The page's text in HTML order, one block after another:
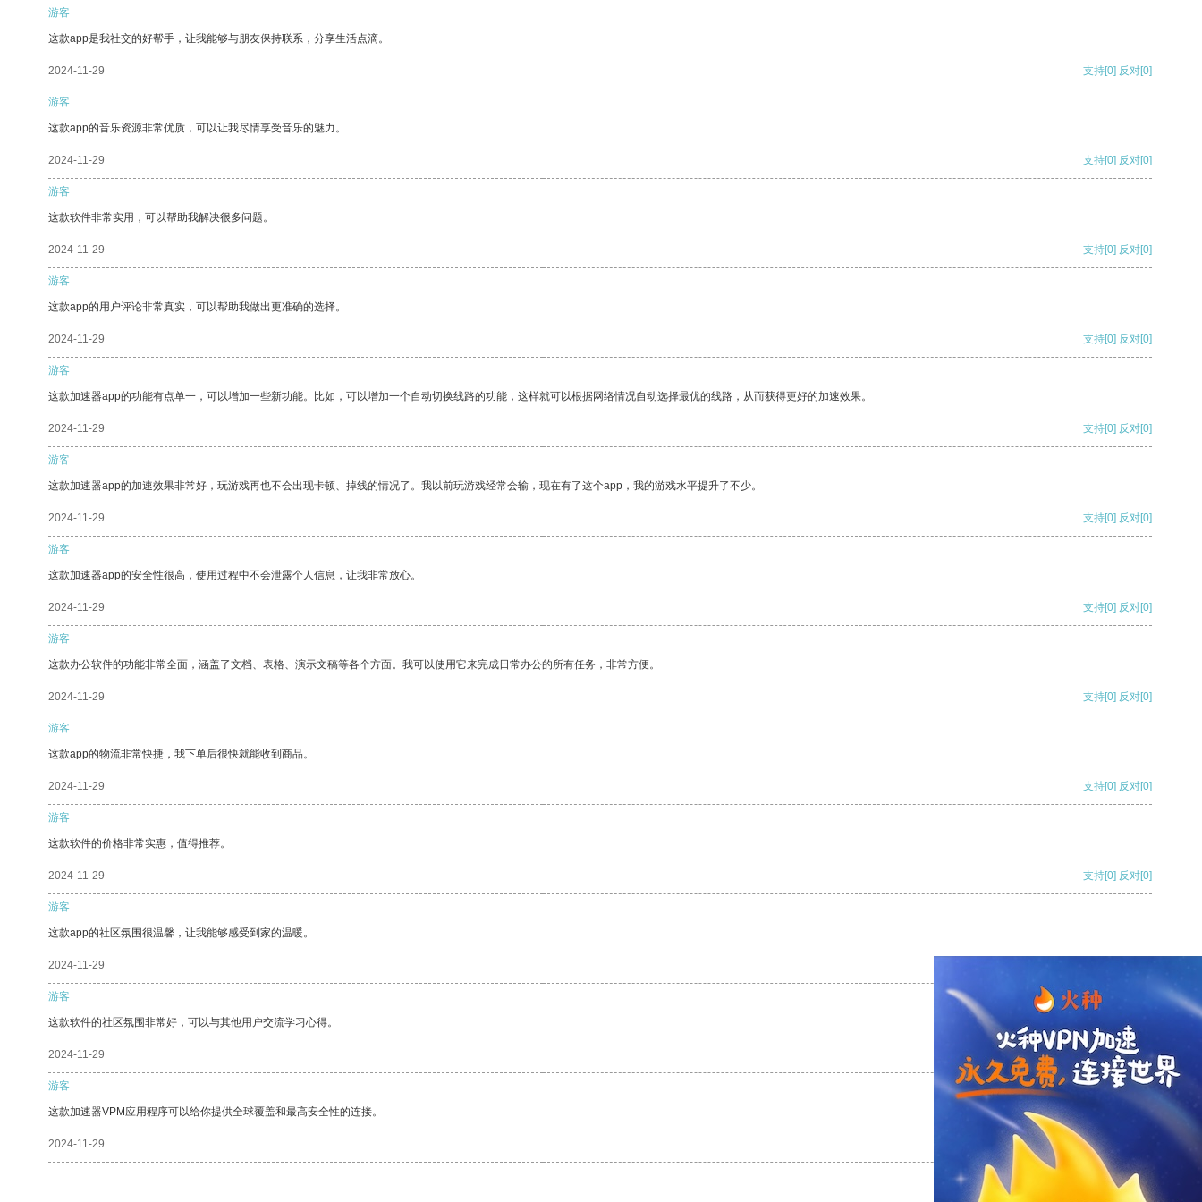
游客
这款app是我社交的好帮手，让我能够与朋友保持联系，分享生活点滴。
2024-11-29 支持[0] 反对[0]
游客
这款app的音乐资源非常优质，可以让我尽情享受音乐的魅力。
2024-11-29 支持[0] 反对[0]
游客
这款软件非常实用，可以帮助我解决很多问题。
2024-11-29 支持[0] 反对[0]
游客
这款app的用户评论非常真实，可以帮助我做出更准确的选择。
2024-11-29 支持[0] 反对[0]
游客
这款加速器app的功能有点单一，可以增加一些新功能。比如，可以增加一个自动切换线路的功能，这样就可以根据网络情况自动选择最优的线路，从而获得更好的加速效果。
2024-11-29 支持[0] 反对[0]
游客
这款加速器app的加速效果非常好，玩游戏再也不会出现卡顿、掉线的情况了。我以前玩游戏经常会输，现在有了这个app，我的游戏水平提升了不少。
2024-11-29 支持[0] 反对[0]
游客
这款加速器app的安全性很高，使用过程中不会泄露个人信息，让我非常放心。
2024-11-29 支持[0] 反对[0]
游客
这款办公软件的功能非常全面，涵盖了文档、表格、演示文稿等各个方面。我可以使用它来完成日常办公的所有任务，非常方便。
2024-11-29 支持[0] 反对[0]
游客
这款app的物流非常快捷，我下单后很快就能收到商品。
2024-11-29 支持[0] 反对[0]
游客
这款软件的价格非常实惠，值得推荐。
2024-11-29 支持[0] 反对[0]
游客
这款app的社区氛围很温馨，让我能够感受到家的温暖。
2024-11-29
游客
这款软件的社区氛围非常好，可以与其他用户交流学习心得。
2024-11-29 支持 [0] 反对 [0]
游客
这款加速器VPM应用程序可以给你提供全球覆盖和最高安全性的连接。
2024-11-29 支持